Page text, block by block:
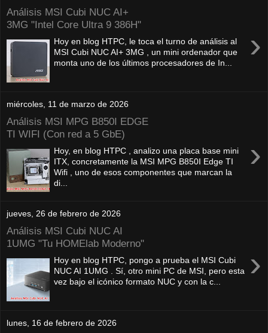
Análisis MSI Cubi NUC AI+
3MG "Intel Core Ultra 9 386H"
›
Hoy en blog HTPC, le toca el turno de análisis al
MSI Cubi NUC AI+ 3MG , un mini ordenador que
monta uno de los últimos procesadores de In...
miércoles, 11 de marzo de 2026
Análisis MSI MPG B850I EDGE
TI WIFI (Con red a 5 GbE)
›
Hoy, en blog HTPC , analizo una placa base mini
ITX, concretamente la MSI MPG B850I Edge TI
Wifi , uno de esos componentes que marcan la
di...
jueves, 26 de febrero de 2026
Análisis MSI Cubi NUC AI
1UMG "Tu HOMElab Moderno"
›
Hoy en blog HTPC, pongo a prueba el MSI Cubi
NUC AI 1UMG . Sí, otro mini PC de MSI, pero esta
vez bajo el icónico formato NUC y con la c...
lunes, 16 de febrero de 2026